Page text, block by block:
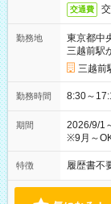
交通費
勤務地
東京都中
三越前駅
三越前
勤務時間 8:30～
期間
2026/9/1
※9月～
特徴 履歴書不